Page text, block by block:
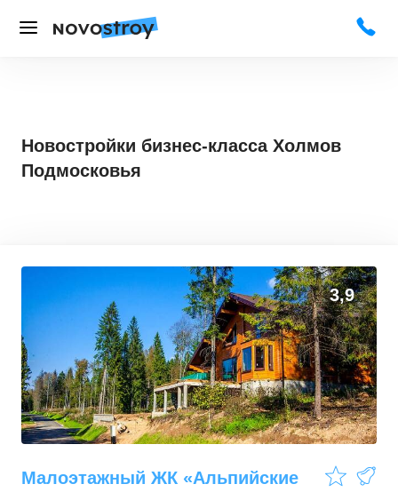
Новостройки бизнес-класса Холмов
Подмосковья
3,9
Малоэтажный ЖК «Альпийские